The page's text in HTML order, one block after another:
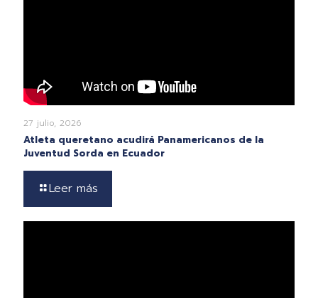
27 julio, 2026
Atleta queretano acudirá Panamericanos de la
Juventud Sorda en Ecuador
Leer más